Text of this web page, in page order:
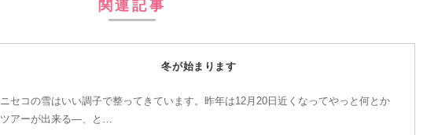
関連記事
冬が始まります
ニセコの雪はいい調子で整ってきています。昨年は12月20日近くなってやっと何とか
ツアーが出来る―、と…